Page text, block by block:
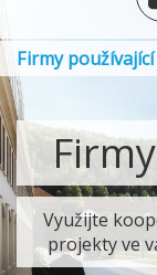
Firmy
Využijte
projekty ve